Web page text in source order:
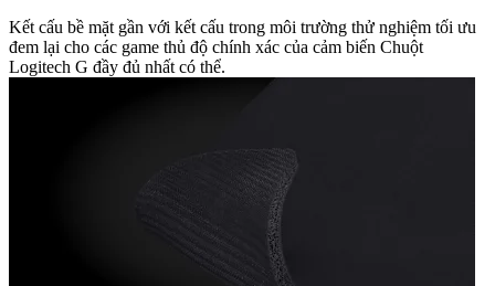
Kết cấu bề mặt gần với kết cấu trong môi trường thử nghiệm tối ưu
đem lại cho các game thủ độ chính xác của cảm biến Chuột
Logitech G đầy đủ nhất có thể.